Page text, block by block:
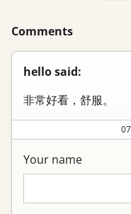
Comments
hello said:
非常好看，舒服。
Your name